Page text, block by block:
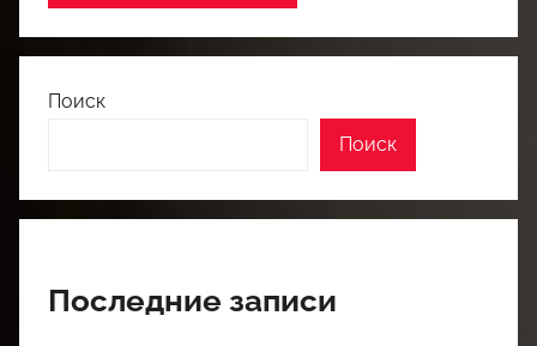
Поиск
Поиск
Последние записи